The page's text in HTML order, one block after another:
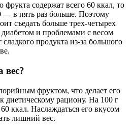
содержат всего 60 ккал, то
— в пять раз больше. Поэтому
съедать больше трех-четырех
и проблемами с весом
сладкого продукта из-за большого
вес?
фруктом, что делает его
диетическому рациону. На 100 г
ккал. Наслаждаться его вкусом
лишний вес.